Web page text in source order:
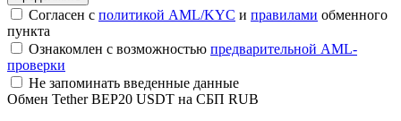
Согласен с политикой AML/KYC и правилами обменного
пункта
Ознакомлен с возможностью предварительной AML-
проверки
Не запоминать введенные данные
Обмен Tether BEP20 USDT на СБП RUB